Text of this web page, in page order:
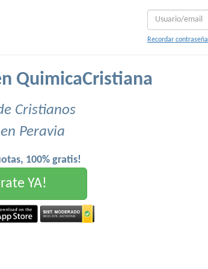
Recordar contraseña
QuimicaCristiana
Cristianos
Peravia
100% gratis!
YA!